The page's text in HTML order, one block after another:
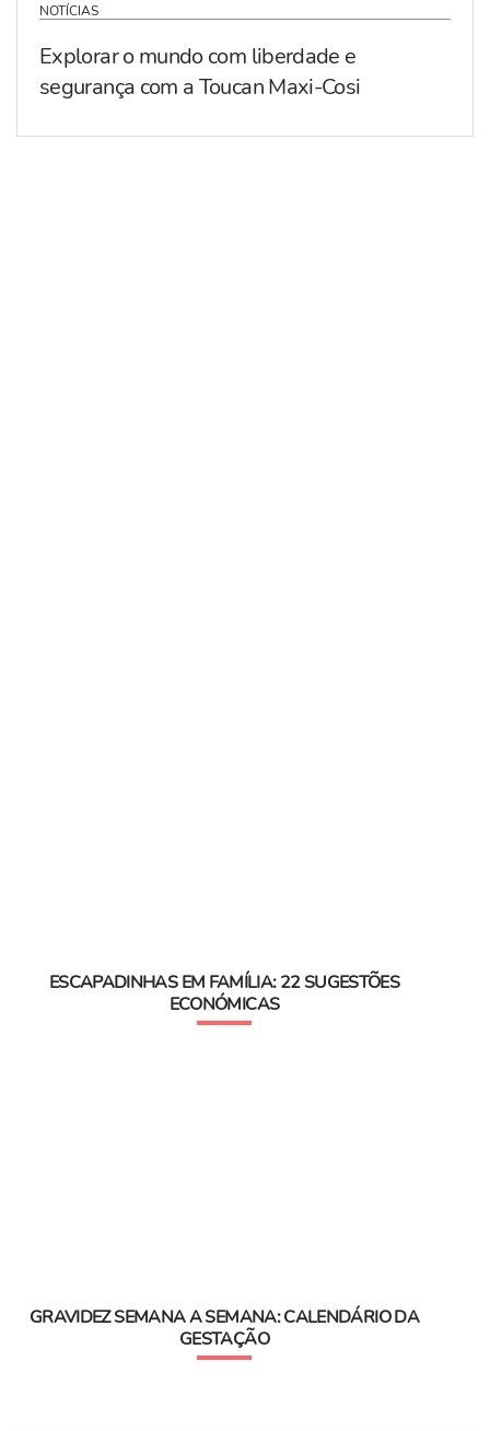
NOTÍCIAS
Explorar o mundo com liberdade e
segurança com a Toucan Maxi-Cosi
ESCAPADINHAS EM FAMÍLIA: 22 SUGESTÕES
ECONÓMICAS
GRAVIDEZ SEMANA A SEMANA: CALENDÁRIO DA
GESTAÇÃO